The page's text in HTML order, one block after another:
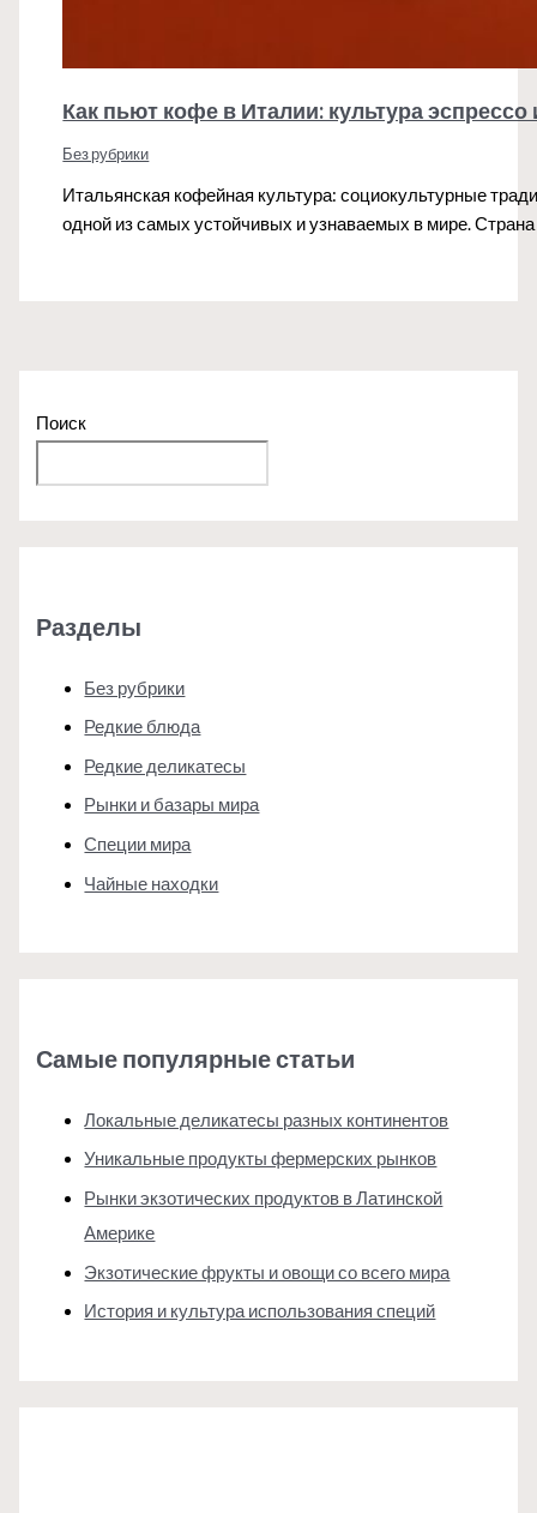
Как пьют кофе в Италии: культура эспрессо
Без рубрики
Итальянская кофейная культура: социокультурные
одной из самых устойчивых и узнаваемых в мире.
Поиск
Разделы
Без рубрики
Редкие блюда
Редкие деликатесы
Рынки и базары мира
Специи мира
Чайные находки
Самые популярные статьи
Локальные деликатесы разных континентов
Уникальные продукты фермерских рынков
Рынки экзотических продуктов в Латинской
Америке
Экзотические фрукты и овощи со всего мира
История и культура использования специй